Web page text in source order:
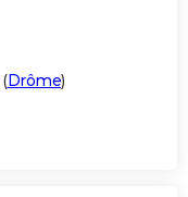
(Drôme)